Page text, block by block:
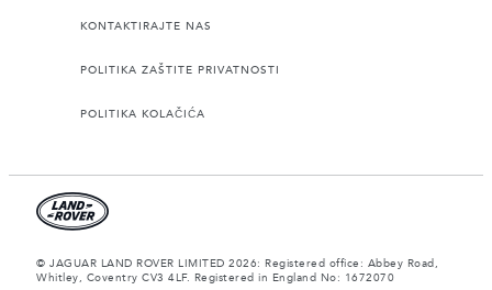
KONTAKTIRAJTE NAS
POLITIKA ZAŠTITE PRIVATNOSTI
POLITIKA KOLAČIĆA
© JAGUAR LAND ROVER LIMITED 2026: Registered office: Abbey Road,
Whitley, Coventry CV3 4LF. Registered in England No: 1672070